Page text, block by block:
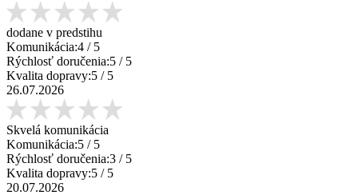
dodane v predstihu
Komunikácia:4 / 5
Rýchlosť doručenia:5 / 5
Kvalita dopravy:5 / 5
26.07.2026
Skvelá komunikácia
Komunikácia:5 / 5
Rýchlosť doručenia:3 / 5
Kvalita dopravy:5 / 5
20.07.2026